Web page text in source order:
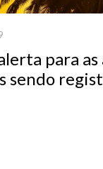
para as
sendo